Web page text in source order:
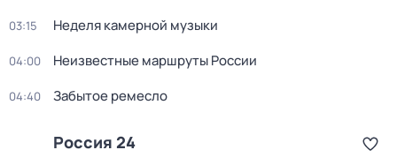
03:15 Неделя камерной музыки
04:00 Неизвестные маршруты России
04:40 Забытое ремесло
Россия 24